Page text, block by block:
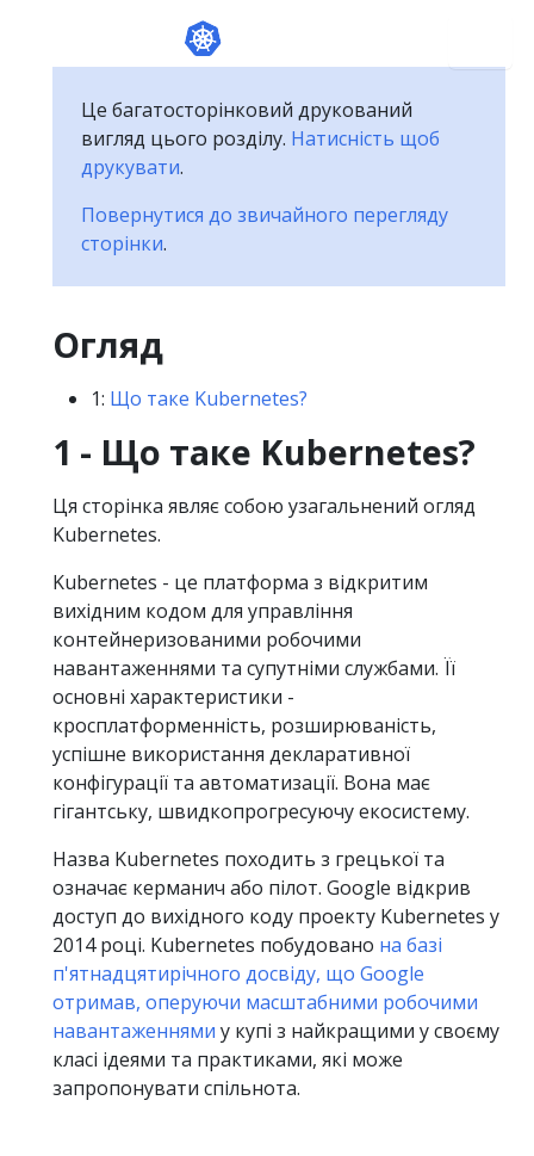
Це багатосторінковий друкований
вигляд цього розділу. Натисність щоб
друкувати.
Повернутися до звичайного перегляду
сторінки.
Огляд
1: Що таке Kubernetes?
1 - Що таке Kubernetes?
Ця сторінка являє собою узагальнений огляд
Kubernetes.
Kubernetes - це платформа з відкритим
вихідним кодом для управління
контейнеризованими робочими
навантаженнями та супутніми службами. Її
основні характеристики -
кросплатформенність, розширюваність,
успішне використання декларативної
конфігурації та автоматизації. Вона має
гігантську, швидкопрогресуючу екосистему.
Назва Kubernetes походить з грецької та
означає керманич або пілот. Google відкрив
доступ до вихідного коду проекту Kubernetes у
2014 році. Kubernetes побудовано на базі
п'ятнадцятирічного досвіду, що Google
отримав, оперуючи масштабними робочими
навантаженнями у купі з найкращими у своєму
класі ідеями та практиками, які може
запропонувати спільнота.